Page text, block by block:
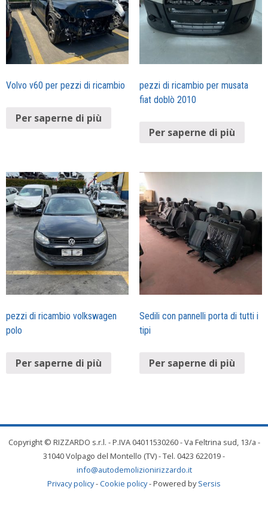
Volvo v60 per pezzi di ricambio
Per saperne di più
pezzi di ricambio per musata
fiat doblò 2010
Per saperne di più
pezzi di ricambio volkswagen
polo
Per saperne di più
Sedili con pannelli porta di tutti i
tipi
Per saperne di più
Copyright © RIZZARDO s.r.l. - P.IVA 04011530260 - Va Feltrina sud, 13/a -
31040 Volpago del Montello (TV) - Tel. 0423 622019 -
info@autodemolizionirizzardo.it
Privacy policy-Cookie policy- Powered bySersis